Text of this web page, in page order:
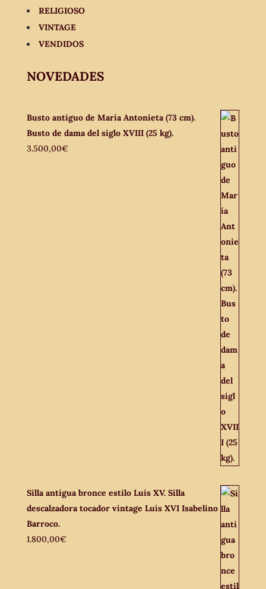
RELIGIOSO
VINTAGE
VENDIDOS
NOVEDADES
Busto antiguo de María Antonieta (73 cm).
Busto de dama del siglo XVIII (25 kg).
3.500,00€
Silla antigua bronce estilo Luis XV. Silla
descalzadora tocador vintage Luis XVI Isabelino
Barroco.
1.800,00€